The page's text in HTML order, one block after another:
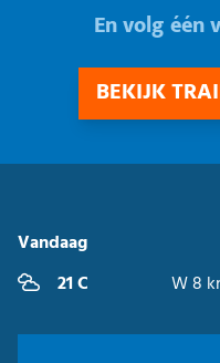
En volg één
BEKIJK
Vandaag
21 C
W 8